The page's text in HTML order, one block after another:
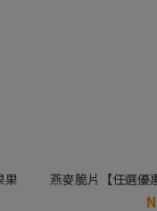
果
燕麥脆片【任選優